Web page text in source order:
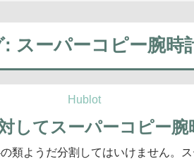
: スーパーコピー腕時
Hublot
してスーパーコピー
類ようだ分割してはいけません。